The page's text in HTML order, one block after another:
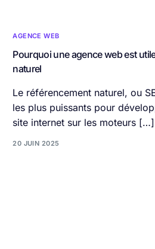
AGENCE WEB
Pourquoi une agence web est
naturel
Le référencement naturel, ou
les plus puissants pour
site internet sur les moteurs […]
20 JUIN 2025